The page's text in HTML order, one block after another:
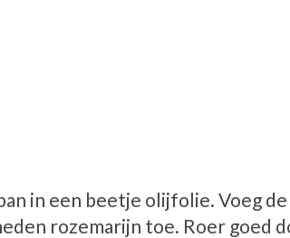
in een beetje olijfolie. Voeg
rozemarijn toe. Roer goed